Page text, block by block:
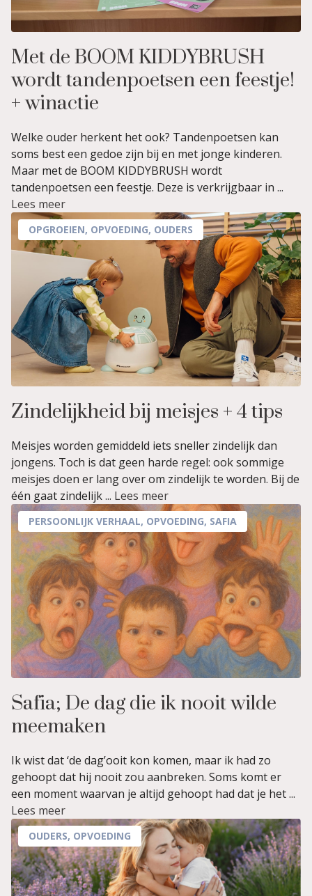
Met de BOOM KIDDYBRUSH
wordt tandenpoetsen een feestje!
+ winactie
Welke ouder herkent het ook? Tandenpoetsen kan
soms best een gedoe zijn bij en met jonge kinderen.
Maar met de BOOM KIDDYBRUSH wordt
tandenpoetsen een feestje. Deze is verkrijgbaar in ...
Lees meer
OPGROEIEN, OPVOEDING, OUDERS
Zindelijkheid bij meisjes + 4 tips
Meisjes worden gemiddeld iets sneller zindelijk dan
jongens. Toch is dat geen harde regel: ook sommige
meisjes doen er lang over om zindelijk te worden. Bij de
één gaat zindelijk ... Lees meer
PERSOONLIJK VERHAAL, OPVOEDING, SAFIA
Safia; De dag die ik nooit wilde
meemaken
Ik wist dat ‘de dag’ooit kon komen, maar ik had zo
gehoopt dat hij nooit zou aanbreken. Soms komt er
een moment waarvan je altijd gehoopt had dat je het ...
Lees meer
OUDERS, OPVOEDING